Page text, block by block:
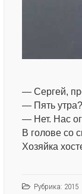
— Сергей,
— Пять утра?
— Нет. Нас
В голове со
Хозяйка
Рубрика: 2015